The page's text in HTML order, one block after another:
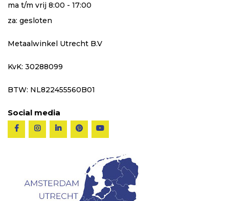
ma t/m vrij 8:00 - 17:00
za: gesloten
Metaalwinkel Utrecht B.V
KvK: 30288099
BTW: NL822455560B01
Social media